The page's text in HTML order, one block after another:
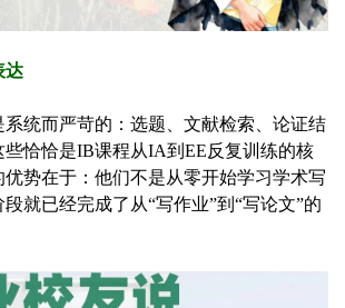
达
系统而严苛的：选题、文献检索、论证结
恰恰是IB课程从IA到EE反复训练的核
势在于：他们不是从零开始学习学术写
就已经完成了从“写作业”到“写论文”的